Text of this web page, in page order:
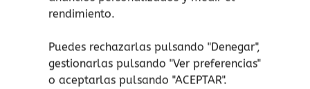
rendimiento.
Puedes rechazarlas pulsando "Denegar",
gestionarlas pulsando "Ver preferencias"
o aceptarlas pulsando "ACEPTAR".
de jugadores tendrán que adivinar que emoción
puede responder a la pregunta:
¿en qué momento sientes la emoción del
dibujo?